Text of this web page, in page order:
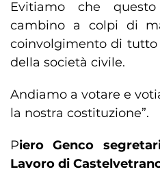
Evitiamo che
cambino a colpi di
coinvolgimento di tutto
della società civile.
Andiamo a votare e
la nostra costituzione”.
Piero Genco
Lavoro di